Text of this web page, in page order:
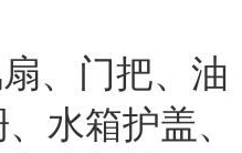
、门把、油
水箱护盖、